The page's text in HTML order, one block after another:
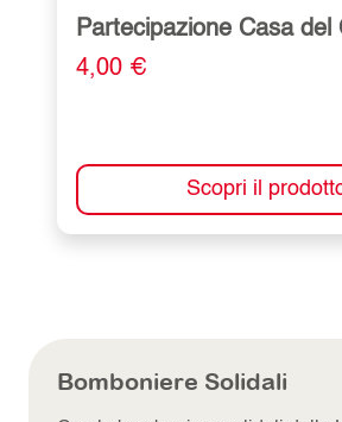
Partecipazione Casa del
4,00 €
Scopri il
Bomboniere Solidali